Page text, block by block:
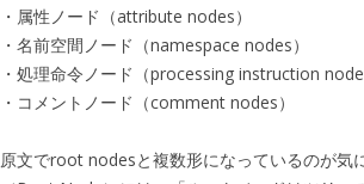
・属性ノード（attribute nodes）
・名前空間ノード（namespace nodes）
・処理命令ノード（processing instruction
・コメントノード（comment nodes）
原文でroot nodesと複数形になっているのが気